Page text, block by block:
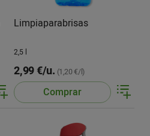
Limpiaparabrisas
2,5 l
2,99 €/u. (1,20 €/l)
Comprar